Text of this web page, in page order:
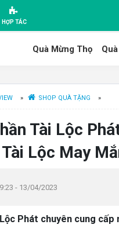
HỢP TÁC
Quà Mừng Thọ
» SHOP QUÀ TẶNG »
Tài Lộc
Lộc May
9:23 - 13/04/2023
Phát chuyên cung